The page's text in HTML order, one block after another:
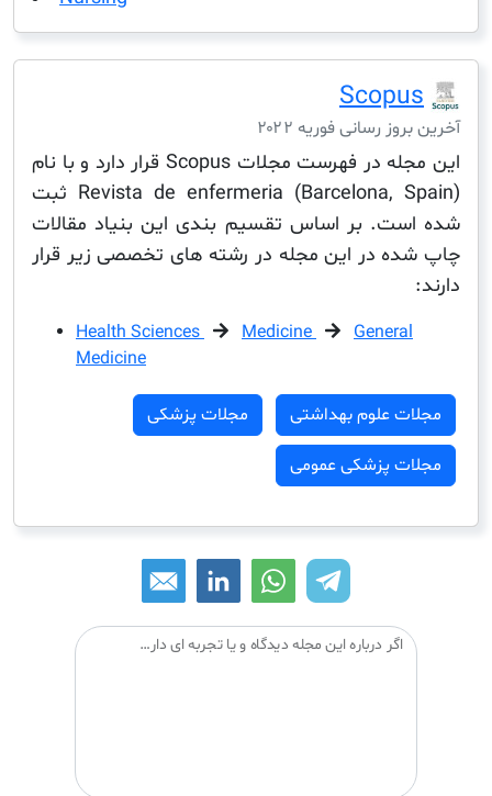
رسانی فوریه ۲۰۲۲
این مجله در فهرست مجلات Scopus قرار دارد و با نام
Revista de enfermeria (Barcelona, Spain) ثبت
بر اساس تقسیم بندی این بنیاد مقالات
در این مجله در رشته های تخصصی زیر قرار
Health Sciences Medicine
علوم بهداشتی مجلات پزشکی
پزشکی عمومی
اگر درباره این مجله دیدگاه و یا تجربه ای دارید می توانید آن را با دیگران درمیان بگذارید: